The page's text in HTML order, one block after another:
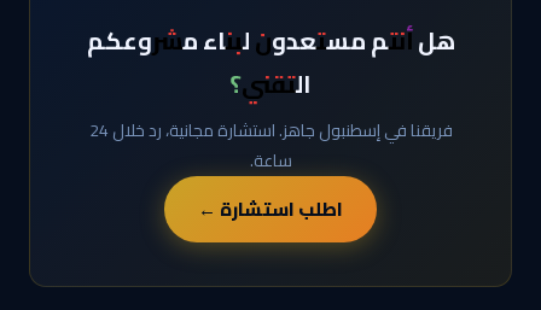
هل أنتم مستعدون لبناء مشروعكم
التقني؟
فريقنا في إسطنبول جاهز. استشارة مجانية، رد خلال 24
ساعة.
اطلب استشارة ←